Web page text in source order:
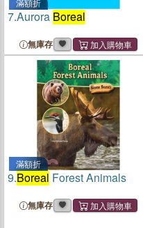
滿額折
7.Aurora Boreal
無庫存
滿額折
9.Boreal Forest Animals
無庫存